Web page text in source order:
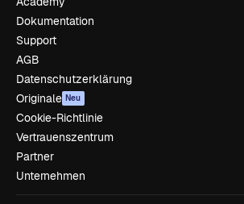
Dokumentation
Support
AGB
Datenschutzerklärung
Originale Neu
Cookie-Richtlinie
Vertrauenszentrum
Partner
Unternehmen